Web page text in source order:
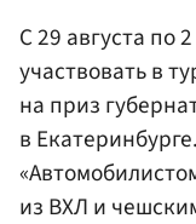
С 29 августа по
участвовать в
на приз
в
из ВХЛ и